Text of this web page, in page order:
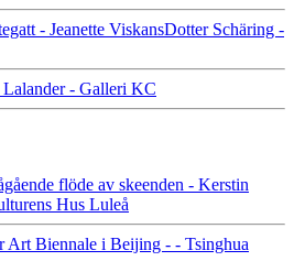
- Jeanette ViskansDotter Schäring -
- Galleri KC
flöde av skeenden - Kerstin
Hus Luleå
Art Biennale i Beijing - - Tsinghua